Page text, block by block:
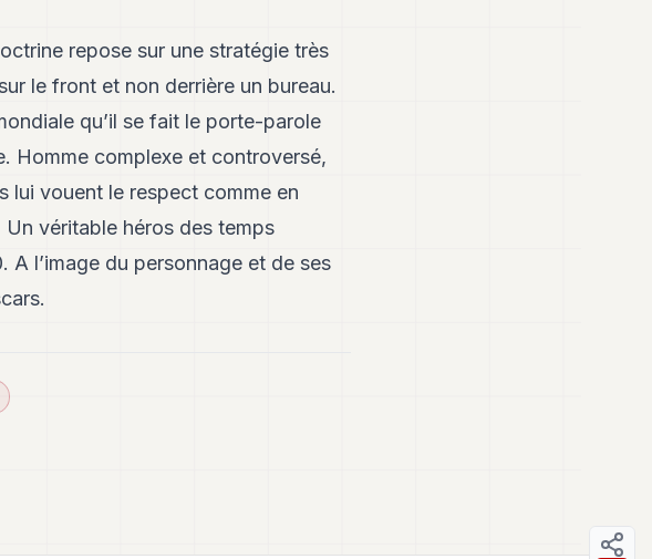
repose sur une stratégie très
le front et non derrière un bureau.
qu’il se fait le porte-parole
Homme complexe et controversé,
lui vouent le respect comme en
véritable héros des temps
A l’image du personnage et de ses